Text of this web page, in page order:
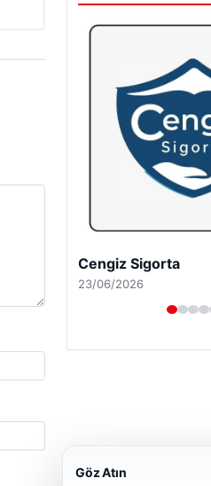
Cengiz Sigorta
23/06/2026
Göz Atın